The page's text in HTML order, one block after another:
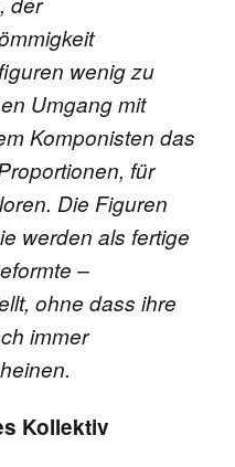
wenig zu
Umgang mit
Komponisten das
für
Die Figuren
werden als fertige
–
ohne dass ihre
immer
Kollektiv